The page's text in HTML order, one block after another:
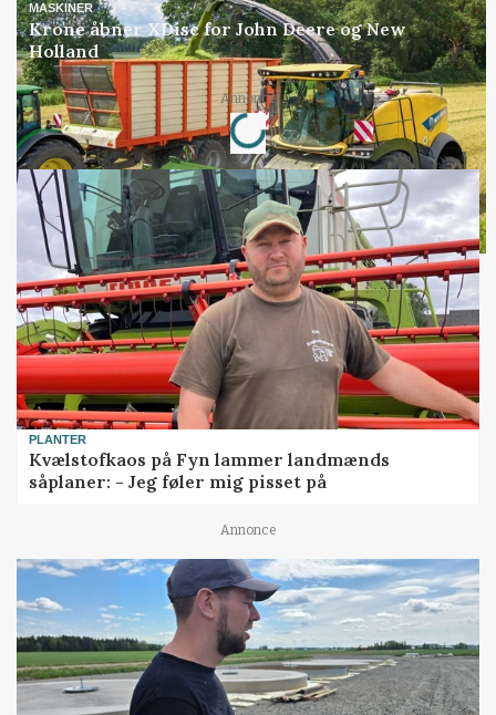
MASKINER
Krone åbner XDisc for John Deere og New
Holland
Annonce
Loading...
PLANTER
Kvælstofkaos på Fyn lammer landmænds
såplaner: - Jeg føler mig pisset på
Annonce